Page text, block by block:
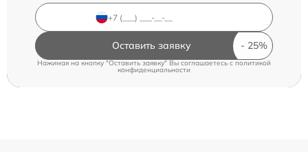
Оставить заявку
Нажимая на кнопку "Оставить заявку" Вы соглашаетесь cполитикой
конфиденциальности